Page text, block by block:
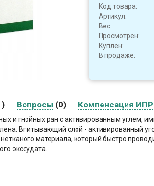
Код товара:
Артикул:
Вес:
Просмотрен:
Куплен:
В продаже:
Вопросы (0) Компенсация ИПР
и гнойных ран с активированным углем,
Впитывающий слой - активированный
материала, который быстро
экссудата.